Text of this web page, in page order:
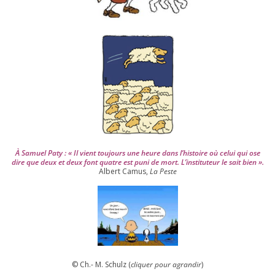
À Samuel Paty : « Il vient tou­jours une heure dans l’his­toire où celui qui ose
dire que deux et deux font quatre est puni de mort. L’instituteur le sait bien ».
Albert Camus, La Peste
© Ch.- M. Schulz (cli­quer pour agran­dir)